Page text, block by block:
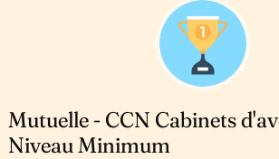
Mutuelle - CCN Cabinets
Niveau Minimum